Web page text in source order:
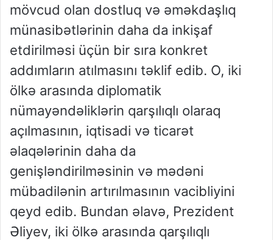
mövcud olan dostluq və əməkdaşlıq
münasibətlərinin daha da inkişaf
etdirilməsi üçün bir sıra konkret
addımların atılmasını təklif edib. O, iki
ölkə arasında diplomatik
nümayəndəliklərin qarşılıqlı olaraq
açılmasının, iqtisadi və ticarət
əlaqələrinin daha da
genişləndirilməsinin və mədəni
mübadilənin artırılmasının vacibliyini
qeyd edib. Bundan əlavə, Prezident
Əliyev, iki ölkə arasında qarşılıqlı